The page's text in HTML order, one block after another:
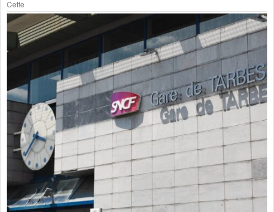
Cette